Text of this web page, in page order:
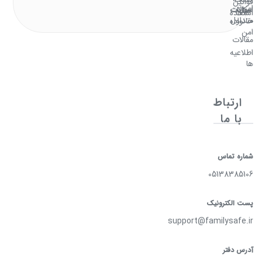
اصلی
امکانات
خانواده
امن
مقالات
اطلاعیه
ها
امن
استفاده
سوالات
متداول
ارتباط
با ما
شماره تماس
05138385106
پست الکترونیک
support@familysafe.ir
آدرس دفتر